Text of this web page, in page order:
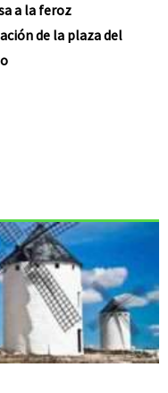
a la feroz
de la plaza del